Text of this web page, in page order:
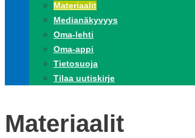
Materiaalit
Medianäkyvyys
Oma-lehti
Oma-appi
Tietosuoja
Tilaa uutiskirje
Materiaalit